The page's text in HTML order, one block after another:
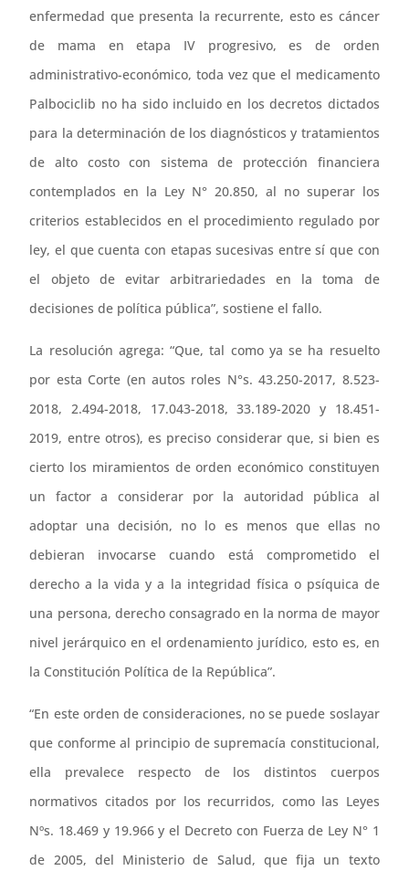
enfermedad que presenta la recurrente, esto es cáncer
de mama en etapa IV progresivo, es de orden
administrativo-económico, toda vez que el medicamento
Palbociclib no ha sido incluido en los decretos dictados
para la determinación de los diagnósticos y tratamientos
de alto costo con sistema de protección financiera
contemplados en la Ley N° 20.850, al no superar los
criterios establecidos en el procedimiento regulado por
ley, el que cuenta con etapas sucesivas entre sí que con
el objeto de evitar arbitrariedades en la toma de
decisiones de política pública”, sostiene el fallo.
La resolución agrega: “Que, tal como ya se ha resuelto
por esta Corte (en autos roles N°s. 43.250-2017, 8.523-
2018, 2.494-2018, 17.043-2018, 33.189-2020 y 18.451-
2019, entre otros), es preciso considerar que, si bien es
cierto los miramientos de orden económico constituyen
un factor a considerar por la autoridad pública al
adoptar una decisión, no lo es menos que ellas no
debieran invocarse cuando está comprometido el
derecho a la vida y a la integridad física o psíquica de
una persona, derecho consagrado en la norma de mayor
nivel jerárquico en el ordenamiento jurídico, esto es, en
la Constitución Política de la República”.
“En este orden de consideraciones, no se puede soslayar
que conforme al principio de supremacía constitucional,
ella prevalece respecto de los distintos cuerpos
normativos citados por los recurridos, como las Leyes
Nºs. 18.469 y 19.966 y el Decreto con Fuerza de Ley N° 1
de 2005, del Ministerio de Salud, que fija un texto